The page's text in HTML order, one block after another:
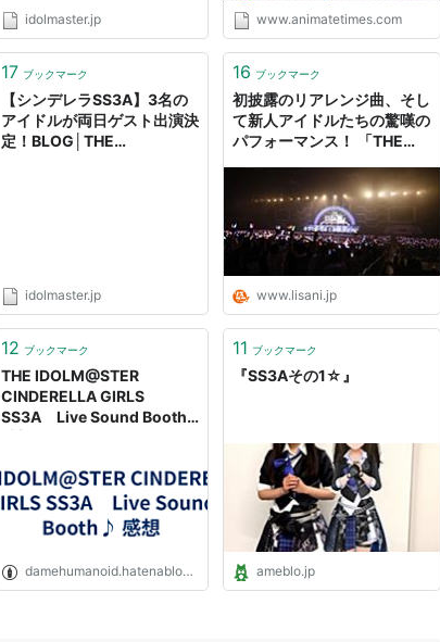
idolmaster.jp www.animatetimes.com
17 ブックマーク
【シンデレラSS3A】3名の
アイドルが両日ゲスト出演決
定！BLOG│THE
idolmaster.jp
16 ブックマーク
初披露のリアレンジ曲、そし
て新人アイドルたちの驚嘆の
パフォーマンス！ 「THE
CINDERELLA GIRLS SS3A
Live Sound Booth♪」初日
（の主に新人組を）レポート
www.lisani.jp
12 ブックマーク
THE IDOLM@STER
CINDERELLA GIRLS
SS3A Live Sound Booth♪
damehumanoid.hatenablog.com
11 ブックマーク
『SS3Aその1☆』
ameblo.jp